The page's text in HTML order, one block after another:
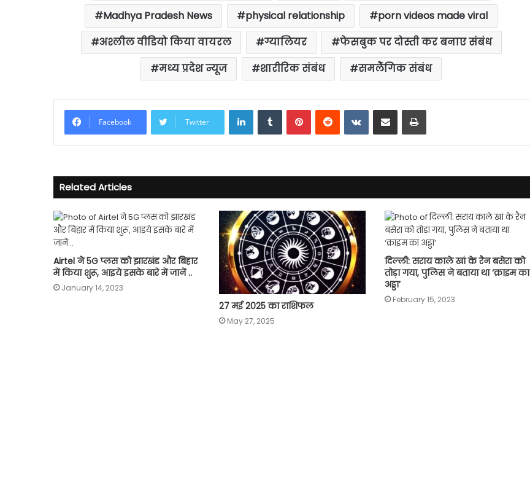
Madhya Pradesh News
physical relationship
porn videos made viral
अश्लील वीडियो किया वायरल
ग्यालियर
फेसबुक पर दोस्ती कर बनाए संबंध
मध्य प्रदेश न्यूज
शारीरिक संबंध समलैंंगिक संबंध
Facebook Twitter
LinkedInTumblrPinterestReddit VKontakte
Share via Email Print
Related Articles
Airtel ने 5G प्लस को झारखंड और बिहार
में किया शुरू, आइये इसके बारे में जानें ..
January 14, 2023
27 मई 2025 का राशिफल
May 27, 2025
दिल्ली: सराय काले खां के रैन बसेरा को
तोड़ा गया, पुलिस ने बताया था ‘क्राइम का
अड्डा’
February 15, 2023